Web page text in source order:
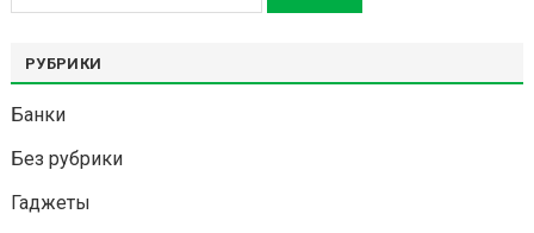
РУБРИКИ
Банки
Без рубрики
Гаджеты